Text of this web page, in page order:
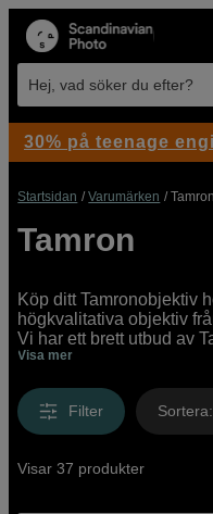
Hej, vad söker du efter?
Startsidan Varumärken Tamron
Tamron
Köp ditt Tamronobjektiv
högkvalitativa objektiv
Vi har ett brett utbud av
Canon, Nikon och Sony.
Visa mer
Filter Sortera:
Visar 37 produkter
30% på teenage